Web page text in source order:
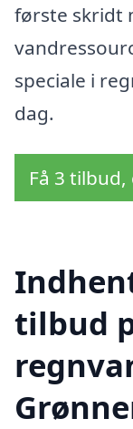
første skridt
speciale i
dag.
Få 3
tilbud